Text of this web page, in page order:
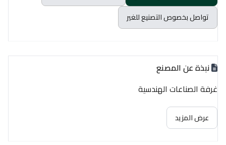
تواصل بخصوص التصنيع للغير
نبذة عن المصنع
غرفة الصناعات الهندسية
عرض المزيد